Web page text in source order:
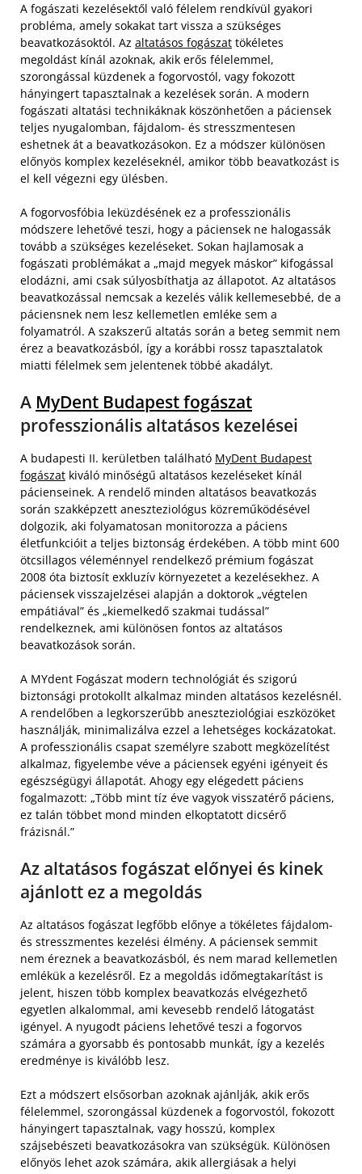
A fogászati kezelésektől való félelem rendkívül gyakori
probléma, amely sokakat tart vissza a szükséges
beavatkozásoktól. Az altatásos fogászat tökéletes
megoldást kínál azoknak, akik erős félelemmel,
szorongással küzdenek a fogorvostól, vagy fokozott
hányingert tapasztalnak a kezelések során. A modern
fogászati altatási technikáknak köszönhetően a páciensek
teljes nyugalomban, fájdalom- és stresszmentesen
eshetnek át a beavatkozásokon. Ez a módszer különösen
előnyös komplex kezeléseknél, amikor több beavatkozást is
el kell végezni egy ülésben.
A fogorvosfóbia leküzdésének ez a professzionális
módszere lehetővé teszi, hogy a páciensek ne halogassák
tovább a szükséges kezeléseket. Sokan hajlamosak a
fogászati problémákat a „majd megyek máskor” kifogással
elodázni, ami csak súlyosbíthatja az állapotot. Az altatásos
beavatkozással nemcsak a kezelés válik kellemesebbé, de a
páciensnek nem lesz kellemetlen emléke sem a
folyamatról. A szakszerű altatás során a beteg semmit nem
érez a beavatkozásból, így a korábbi rossz tapasztalatok
miatti félelmek sem jelentenek többé akadályt.
A MyDent Budapest fogászat
professzionális altatásos kezelései
A budapesti II. kerületben található MyDent Budapest
fogászat kiváló minőségű altatásos kezeléseket kínál
pácienseinek. A rendelő minden altatásos beavatkozás
során szakképzett aneszteziológus közreműködésével
dolgozik, aki folyamatosan monitorozza a páciens
életfunkcióit a teljes biztonság érdekében. A több mint 600
ötcsillagos véleménnyel rendelkező prémium fogászat
2008 óta biztosít exkluzív környezetet a kezelésekhez. A
páciensek visszajelzései alapján a doktorok „végtelen
empátiával” és „kiemelkedő szakmai tudással”
rendelkeznek, ami különösen fontos az altatásos
beavatkozások során.
A MYdent Fogászat modern technológiát és szigorú
biztonsági protokollt alkalmaz minden altatásos kezelésnél.
A rendelőben a legkorszerűbb aneszteziológiai eszközöket
használják, minimalizálva ezzel a lehetséges kockázatokat.
A professzionális csapat személyre szabott megközelítést
alkalmaz, figyelembe véve a páciensek egyéni igényeit és
egészségügyi állapotát. Ahogy egy elégedett páciens
fogalmazott: „Több mint tíz éve vagyok visszatérő páciens,
ez talán többet mond minden elkoptatott dicsérő
frázisnál.”
Az altatásos fogászat előnyei és kinek
ajánlott ez a megoldás
Az altatásos fogászat legfőbb előnye a tökéletes fájdalom-
és stresszmentes kezelési élmény. A páciensek semmit
nem éreznek a beavatkozásból, és nem marad kellemetlen
emlékük a kezelésről. Ez a megoldás időmegtakarítást is
jelent, hiszen több komplex beavatkozás elvégezhető
egyetlen alkalommal, ami kevesebb rendelő látogatást
igényel. A nyugodt páciens lehetővé teszi a fogorvos
számára a gyorsabb és pontosabb munkát, így a kezelés
eredménye is kiválóbb lesz.
Ezt a módszert elsősorban azoknak ajánlják, akik erős
félelemmel, szorongással küzdenek a fogorvostól, fokozott
hányingert tapasztalnak, vagy hosszú, komplex
szájsebészeti beavatkozásokra van szükségük. Különösen
előnyös lehet azok számára, akik allergiásak a helyi